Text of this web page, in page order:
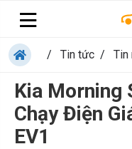
/ Tin tức / Tin
Kia Morning
Chạy Điện
EV1